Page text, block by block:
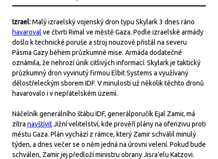
Izrael:Malý izraelský vojenský dron typu Skylark 3 dnes ráno
havaroval ve čtvrti Rimal ve městě Gaza. Podle izraelské armády
došlo k technické poruše a stroj nouzově přistál na severu
Pásma Gazy během průzkumné mise. Armáda dodatečné
oznámila, že nehrozí únik citlivých informací. Skylark je taktický
průzkumný dron vyvinutý firmou Elbit Systems a využívaný
dělostřeleckým sborem IDF. V minulosti už několik těchto dronů
havarovalo i v nepřátelském území.
Náčelník generálního štábu IDF, generálporučík Ejal Zamir, má
zítra navštívitJižní velitelství, kde prověří plány na ofenzivu proti
městu Gaza. Plán vychází z rámce, který Zamir schválil minulý
týden, a dnes večer se o něm jedná na úrovni velení. Pokud bude
schválen, Zamir jej předloží ministru obrany Jisra’elu Katzovi.